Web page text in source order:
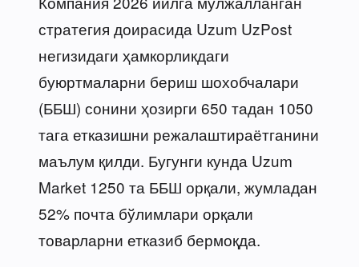
стратегия доирасида Uzum UzPost
негизидаги ҳамкорликдаги
буюртмаларни бериш шохобчалари
(ББШ) сонини ҳозирги 650 тадан 1050
тага етказишни режалаштираётганини
маълум қилди. Бугунги кунда Uzum
Market 1250 та ББШ орқали, жумладан
52% почта бўлимлари орқали
товарларни етказиб бермоқда.